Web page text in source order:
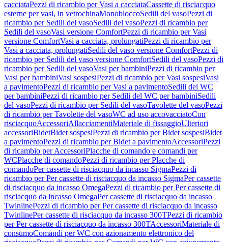
cacciataPezzi di ricambio per Vasi a cacciataCassette di risciacquo
esterne per vasi, in vetrochinaMonobloccoSedili del vasoPezzi di
ricambio per Sedili del vasoSedili del vasoPezzi di ricambio per
Sedili del vasoVasi versione ComfortPezzi di ricambio per Vasi
versione ComfortVasi a cacciata, prolungatiPezzi di ricambio per
Vasi a cacciata, prolungatiSedili del vaso versione ComfortPezzi di
ricambio per Sedili del vaso versione ComfortSedili del vasoPezzi di
ricambio per Sedili del vasoVasi per bambiniPezzi di ricambio per
Vasi per bambiniVasi sospesiPezzi di ricambio per Vasi sospesiVasi
a pavimentoPezzi di ricambio per Vasi a pavimentoSedili del WC
per bambiniPezzi di ricambio per Sedili del WC per bambiniSedili
del vasoPezzi di ricambio per Sedili del vasoTavolette del vasoPezzi
di ricambio per Tavolette del vasoWC ad uso accovacciatoCon
risciacquoAccessoriAllacciamentiMateriale di fissaggioUlteriori
accessoriBidetBidet sospesiPezzi di ricambio per Bidet sospesiBidet
a pavimentoPezzi di ricambio per Bidet a pavimentoAccessoriPezzi
di ricambio per AccessoriPlacche di comando e comandi per
WCPlacche di comandoPezzi di ricambio per Placche di
comandoPer cassette di risciacquo da incasso SigmaPezzi di
ricambio per Per cassette di risciacquo da incasso SigmaPer cassette
di risciacquo da incasso OmegaPezzi di ricambio per Per cassette di
risciacquo da incasso OmegaPer cassette di risciacquo da incasso
TwinlinePezzi di ricambio per Per cassette di risciacquo da incasso
TwinlinePer cassette di risciacquo da incasso 300TPezzi di ricambio
per Per cassette di risciacquo da incasso 300TAccessoriMateriale di
consumoComandi per WC con azionamento elettronico del